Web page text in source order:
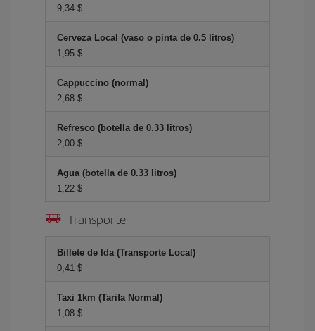
9,34 $
Cerveza Local (vaso o pinta de 0.5 litros)
1,95 $
Cappuccino (normal)
2,68 $
Refresco (botella de 0.33 litros)
2,00 $
Agua (botella de 0.33 litros)
1,22 $
Transporte
Billete de Ida (Transporte Local)
0,41 $
Taxi 1km (Tarifa Normal)
1,08 $